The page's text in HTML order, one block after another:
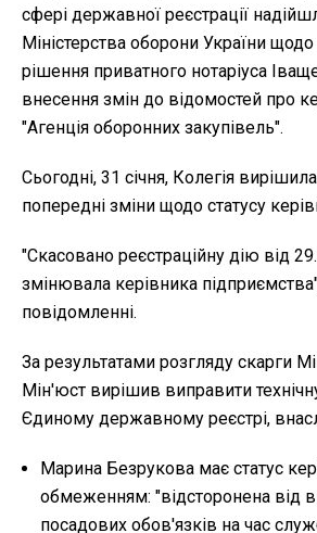
сфері державної реєстрації
Міністерства оборони України
рішення приватного нотаріуса
внесення змін до відомостей про
"Агенція оборонних закупівель".
Сьогодні, 31 січня, Колегія
попередні зміни щодо статусу
"Скасовано реєстраційну дію від
змінювала керівника
повідомленні.
За результатами розгляду скарги
Мін'юст вирішив виправити
Єдиному державному реєстрі,
Марина Безрукова має статус
обмеженням: "відсторонена від
посадових обов'язків на час